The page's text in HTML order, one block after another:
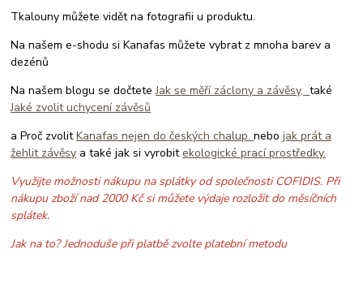
Tkalouny můžete vidět na fotografii u produktu.
Na našem e-shodu si Kanafas můžete vybrat z mnoha barev a
dezénů
Na našem blogu se dočteteJak se měří záclony a závěsy,také
Jaké zvolit uchycení závěsů
a Proč zvolitKanafas nejen do českých chalup.nebojak prát a
žehlit závěsy a také jak si vyrobitekologické prací prostředky.
Využijte možnosti nákupu na splátky od společnosti COFIDIS. Při
nákupu zboží nad 2000 Kč si můžete výdaje rozložit do měsíčních
splátek.
Jak na to? Jednoduše při platbě zvolte platební metodu